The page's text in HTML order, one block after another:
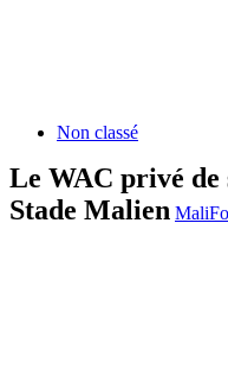
Non classé
Le WAC privé de
Stade Malien